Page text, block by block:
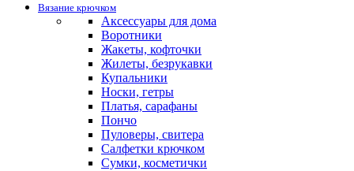
Вязание крючком
Аксессуары для дома
Воротники
Жакеты, кофточки
Жилеты, безрукавки
Купальники
Носки, гетры
Платья, сарафаны
Пончо
Пуловеры, свитера
Салфетки крючком
Сумки, косметички